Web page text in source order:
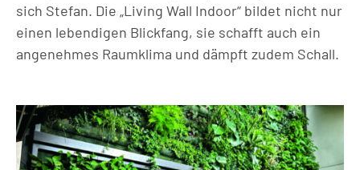
sich Stefan. Die „Living Wall Indoor“ bildet nicht nur
einen lebendigen Blickfang, sie schafft auch ein
angenehmes Raumklima und dämpft zudem Schall.